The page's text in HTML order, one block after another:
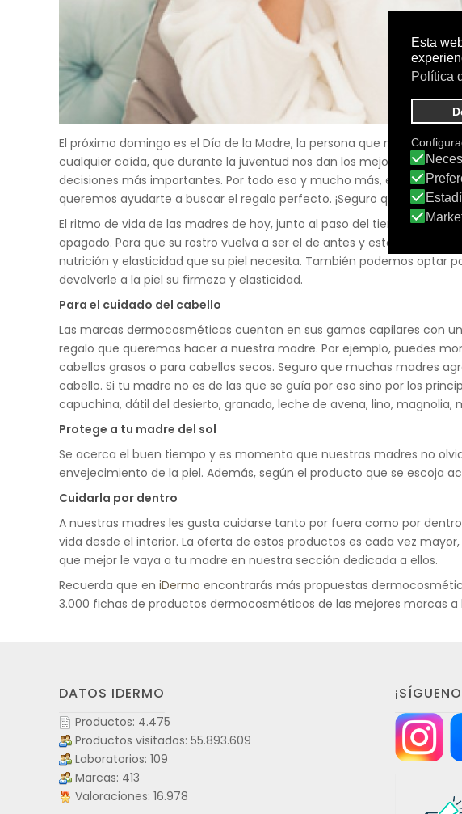
El próximo domingo es el Día de la Madre, la persona que nos dio la
cualquier caída, que durante la juventud nos dan los mejores
decisiones más importantes. Por todo eso y mucho más, el Día de la
queremos ayudarte a buscar el regalo perfecto. ¡Seguro que lo
El ritmo de vida de las madres de hoy, junto al paso del tiempo y los
apagado. Para que su rostro vuelva a ser el de antes y esté firme, un
nutrición y elasticidad que su piel necesita. También podemos optar
devolverle a la piel su firmeza y elasticidad.
Para el cuidado del cabello
Las marcas dermocosméticas cuentan en sus gamas capilares con
regalo que queremos hacer a nuestra madre. Por ejemplo, puedes
cabellos grasos o para cabellos secos. Seguro que muchas madres
cabello. Si tu madre no es de las que se guía por eso sino por los
capuchina, dátil del desierto, granada, leche de avena, lino,
Protege a tu madre del sol
Se acerca el buen tiempo y es momento que nuestras madres no
envejecimiento de la piel. Además, según el producto que se escoja
Cuidarla por dentro
A nuestras madres les gusta cuidarse tanto por fuera como por
vida desde el interior. La oferta de estos productos es cada vez
que mejor le vaya a tu madre en nuestra sección dedicada a ellos.
Recuerda que en iDermo encontrarás más propuestas
3.000 fichas de productos dermocosméticos de las mejores marcas
DATOS IDERMO
Productos: 4.475
Productos visitados: 55.893.609
Laboratorios: 109
Marcas: 413
Valoraciones: 16.978